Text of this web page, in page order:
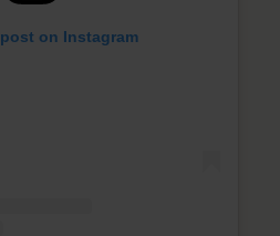
on Instagram